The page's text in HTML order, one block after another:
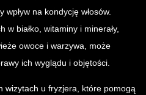
na kondycję włosów.
białko, witaminy i minerały,
owoce i warzywa, może
ich wyglądu i objętości.
wizytach u fryzjera, które pomogą